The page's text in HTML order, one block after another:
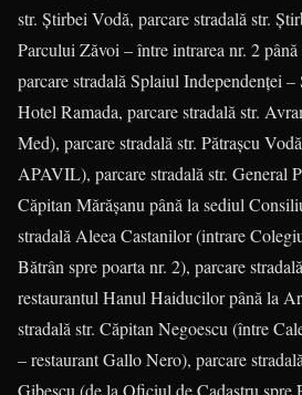
str. Ştirbei Vodă, parcare stradală str.
Parcului Zăvoi – între intrarea nr. 2
parcare stradală Splaiul Independenţei
Hotel Ramada, parcare stradală str.
Med), parcare stradală str. Pătraşcu
APAVIL), parcare stradală str. General
Căpitan Mărăşanu până la sediul
stradală Aleea Castanilor (intrare
Bătrân spre poarta nr. 2), parcare
restaurantul Hanul Haiducilor până la
stradală str. Căpitan Negoescu (între
– restaurant Gallo Nero), parcare
Gibescu (de la Oficiul de Cadastru spre